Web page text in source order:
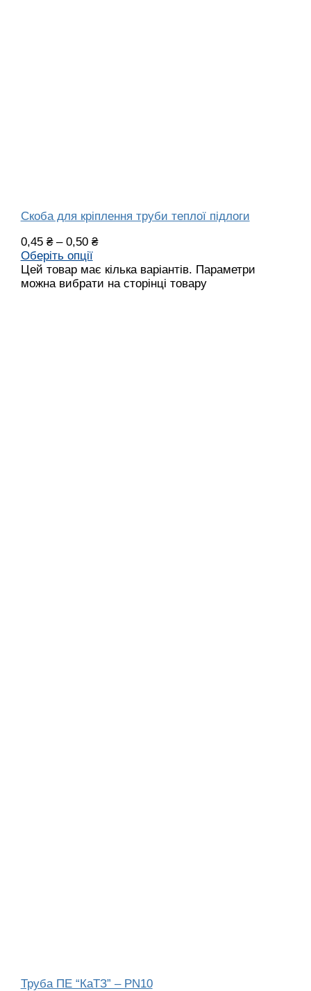
Скоба для кріплення труби теплої підлоги
0,45 ₴– 0,50 ₴
Оберіть опції
Цей товар має кілька варіантів. Параметри
можна вибрати на сторінці товару
Труба ПЕ “КаТЗ” – PN10